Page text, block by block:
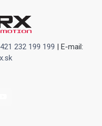
232 199 199 | E-mail: